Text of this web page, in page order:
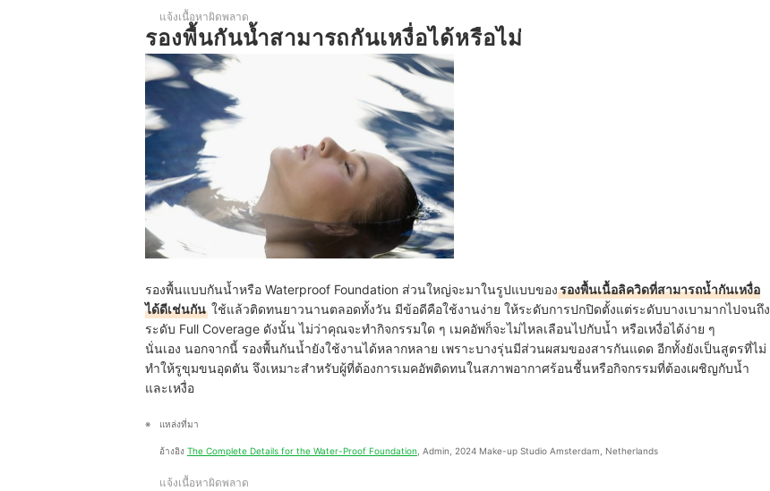
ใช้รองพื้นกันน้ำต้องตบแป้งพัฟตามไหม
แจ้งเนื้อหาผิดพลาด
รองพื้นกันน้ำสามารถกันเหงื่อได้หรือไม่
รองพื้นแบบกันน้ำหรือ Waterproof Foundation ส่วนใหญ่จะมาในรูปแบบของรองพื้นเนื้อลิควิดที่สามารถน้ำกันเหงื่อ
ได้ดีเช่นกัน ใช้แล้วติดทนยาวนานตลอดทั้งวัน มีข้อดีคือใช้งานง่าย ให้ระดับการปกปิดตั้งแต่ระดับบางเบามากไปจนถึง
ระดับ Full Coverage ดังนั้น ไม่ว่าคุณจะทำกิจกรรมใด ๆ เมคอัพก็จะไม่ไหลเลือนไปกับน้ำ หรือเหงื่อได้ง่าย ๆ
นั่นเอง นอกจากนี้ รองพื้นกันน้ำยังใช้งานได้หลากหลาย เพราะบางรุ่นมีส่วนผสมของสารกันแดด อีกทั้งยังเป็นสูตรที่ไม่
ทำให้รูขุมขนอุดตัน จึงเหมาะสำหรับผู้ที่ต้องการเมคอัพติดทนในสภาพอากาศร้อนชื้นหรือกิจกรรมที่ต้องเผชิญกับน้ำ
และเหงื่อ
แหล่งที่มา
อ้างอิง The Complete Details for the Water-Proof Foundation, Admin, 2024 Make-up Studio Amsterdam, Netherlands
แจ้งเนื้อหาผิดพลาด